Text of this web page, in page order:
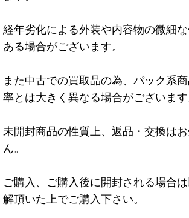
経年劣化による外装や内容物の微細
ある場合がございます。
また中古での買取品の為、パック系
率とは大きく異なる場合がございます
未開封商品の性質上、返品・交換は
ん。
ご購入、ご購入後に開封される場合
解頂いた上でご購入下さい。